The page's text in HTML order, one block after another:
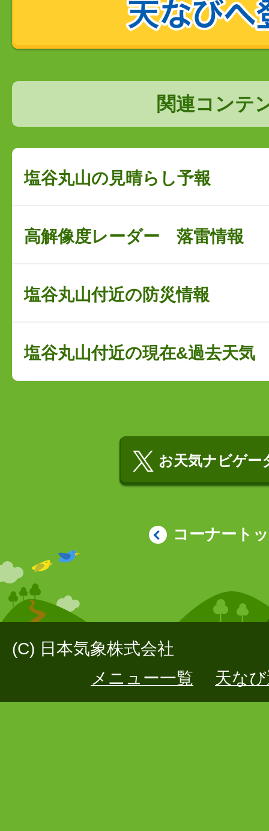
関連コンテ
塩谷丸山の見晴らし予報
高解像度レーダー 落雷情報
塩谷丸山付近の防災情報
塩谷丸山付近の現在&過去天気
お天気ナビゲー
コーナート
(C) 日本気象株式会社
メニュー一覧
天な